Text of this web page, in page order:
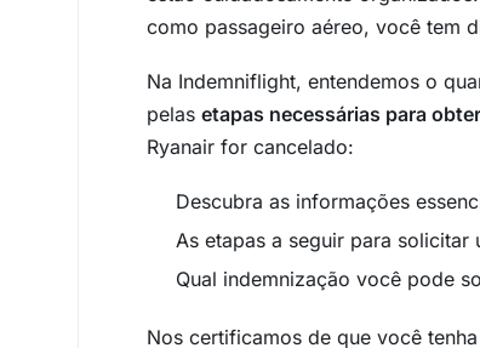
como passageiro aéreo, você tem
Na Indemniflight, entendemos o
pelas etapas necessárias para
Ryanair for cancelado:
Descubra as informações
As etapas a seguir para solicitar
Qual indemnização você pode
Nos certificamos de que você